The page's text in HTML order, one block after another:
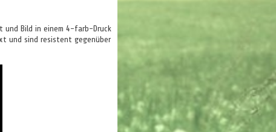
und Bild in einem 4-farb-Druck
und sind resistent gegenüber